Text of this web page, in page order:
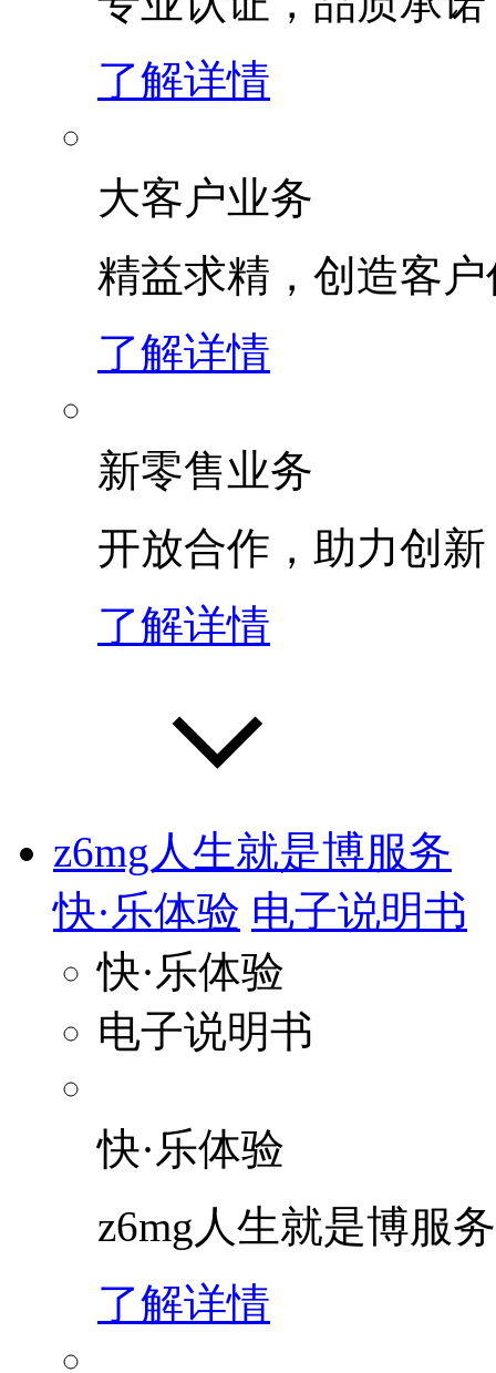
了解详情
大客户业务
精益求精，创造客
了解详情
新零售业务
开放合作，助力创新
了解详情
z6mg人生就是博服务
快·乐体验 电子说明书
快·乐体验
电子说明书
快·乐体验
z6mg人生就是博服
了解详情